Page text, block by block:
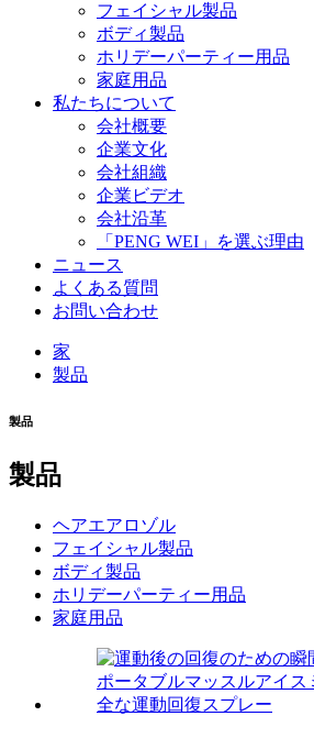
フェイシャル製品
ボディ製品
ホリデーパーティー用品
家庭用品
私たちについて
会社概要
企業文化
会社組織
企業ビデオ
会社沿革
「PENG WEI」を選ぶ理由
ニュース
よくある質問
お問い合わせ
家
製品
製品
製品
ヘアエアロゾル
フェイシャル製品
ボディ製品
ホリデーパーティー用品
家庭用品